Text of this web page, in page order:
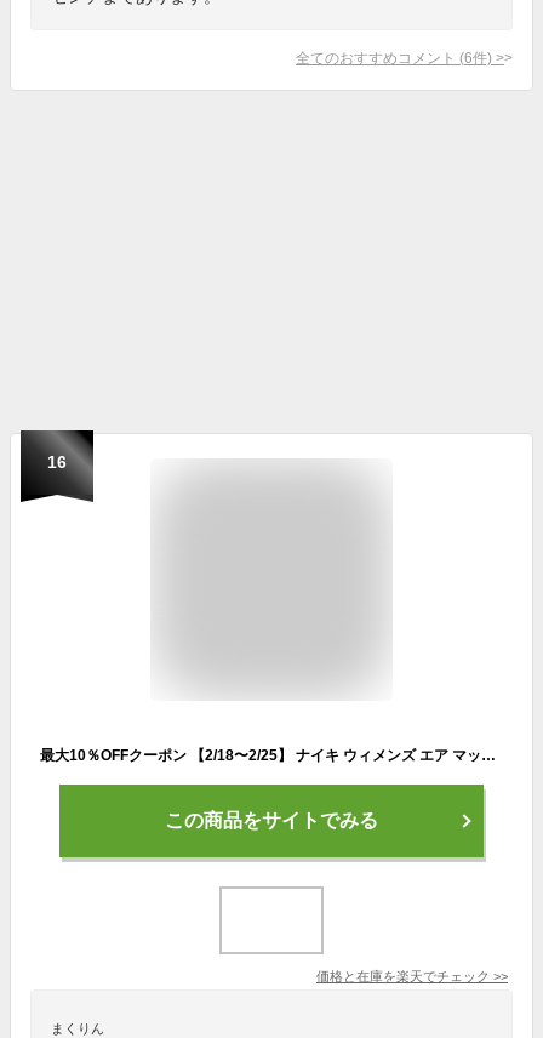
全てのおすすめコメント (6件) >
16
最大10％OFFクーポン 【2/18〜2/25】 ナイキ ウィメンズ エア マックス SC AIR MAX SC CW4554-001 レディース スニーカー : ブラック×ホワイト NIKE CW4554 001 23fw_air
この商品をサイトでみる
価格と在庫を楽天でチェック >>
まくりん